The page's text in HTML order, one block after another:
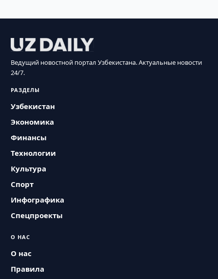
Ведущий новостной портал Узбекистана. Актуальные новости
24/7.
РАЗДЕЛЫ
Узбекистан
Экономика
Финансы
Технологии
Культура
Спорт
Инфографика
Спецпроекты
О НАС
О нас
Правила